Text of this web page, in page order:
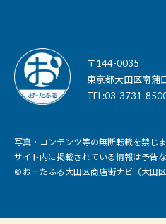
〒144-0035
東京都大田区南蒲
TEL:03-3731-
写真・コンテンツ等の無断転載を禁じま
サイト内に掲載されている情報は予告
© おーたふる大田区商店街ナビ（大田